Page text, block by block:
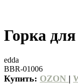
Горка
edda
BBR-01006
Купить: OZON |